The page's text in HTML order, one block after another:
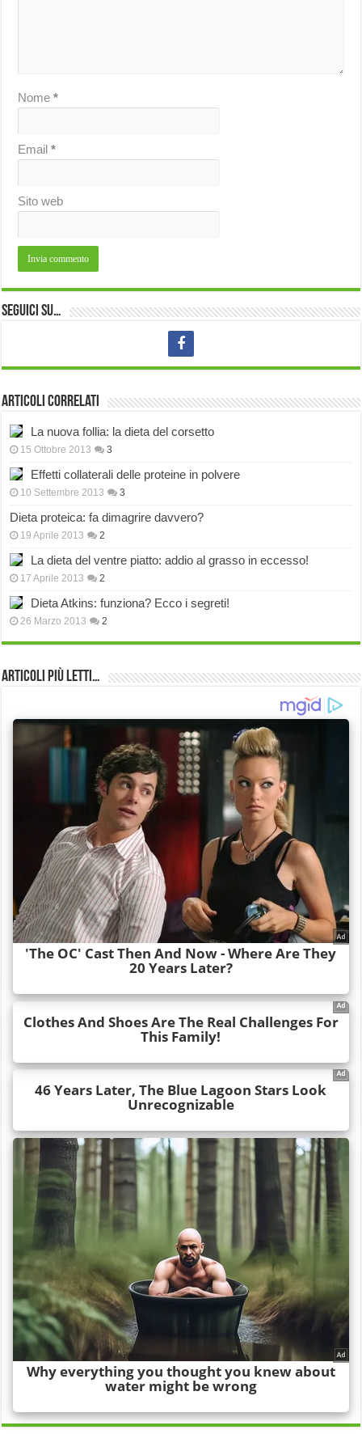
Nome*
Email*
Sito web
Seguici su…
Articoli correlati
La nuova follia: la dieta del corsetto
15 Ottobre 2013 3
Effetti collaterali delle proteine in polvere
10 Settembre 2013 3
Dieta proteica: fa dimagrire davvero?
19 Aprile 2013 2
La dieta del ventre piatto: addio al grasso in eccesso!
17 Aprile 2013 2
Dieta Atkins: funziona? Ecco i segreti!
26 Marzo 2013 2
Articoli più Letti…